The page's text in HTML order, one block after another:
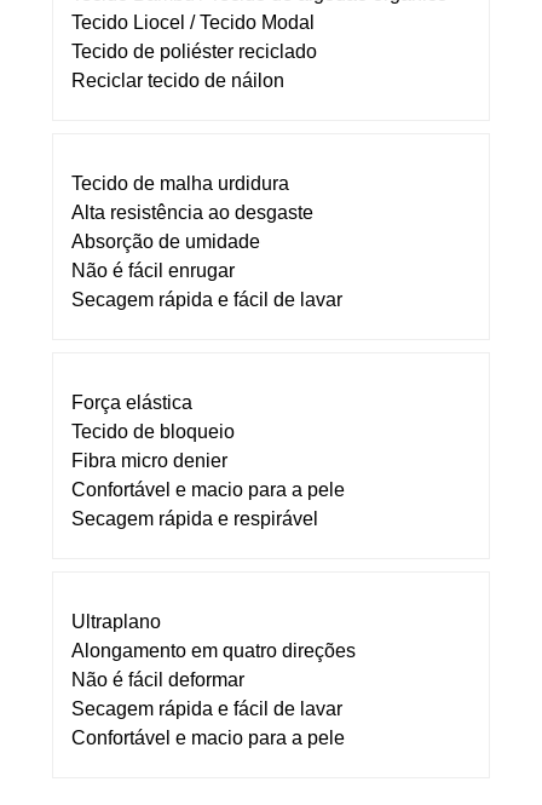
Tecido Liocel / Tecido Modal
Tecido de poliéster reciclado
Reciclar tecido de náilon
Tecido de malha urdidura
Alta resistência ao desgaste
Absorção de umidade
Não é fácil enrugar
Secagem rápida e fácil de lavar
Força elástica
Tecido de bloqueio
Fibra micro denier
Confortável e macio para a pele
Secagem rápida e respirável
Ultraplano
Alongamento em quatro direções
Não é fácil deformar
Secagem rápida e fácil de lavar
Confortável e macio para a pele